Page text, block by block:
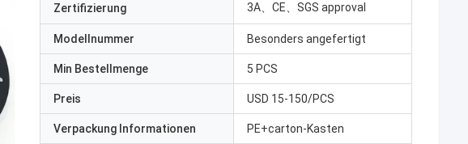
Zertifizierung 3A、CE、SGS approval
Modellnummer Besonders angefertigt
Min Bestellmenge 5 PCS
Preis USD 15-150/PCS
Verpackung Informationen PE+carton-Kasten